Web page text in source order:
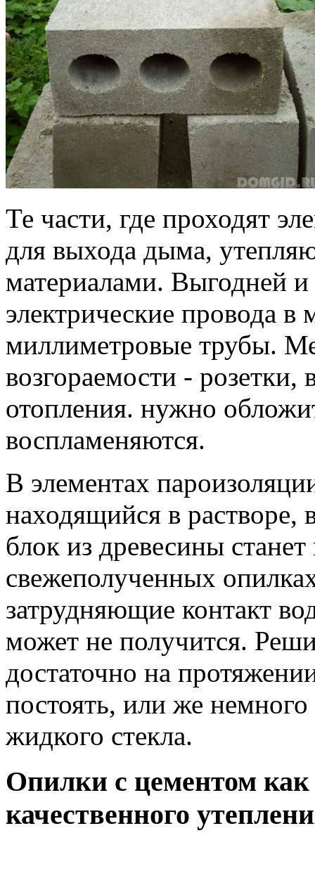
Те части, где проходят
для выхода дыма,
материалами. Выгодней и
электрические провода в
миллиметровые трубы.
возгораемости - розетки,
отопления. нужно
воспламеняются.
В элементах
находящийся в
блок из древесины
свежеполученных
затрудняющие контакт
может не получится.
достаточно на
постоять, или же
жидкого стекла.
Опилки с цементом
качественного